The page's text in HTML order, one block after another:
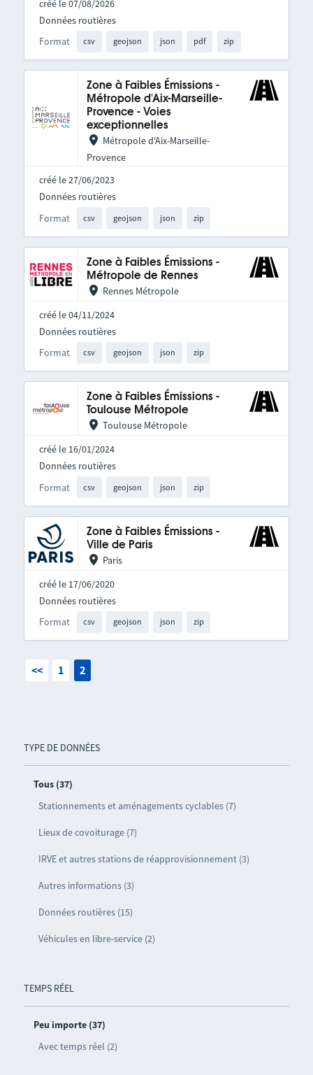
TYPE DE DONNÉES
Tous (37)
Stationnements et aménagements cyclables (7)
Lieux de covoiturage (7)
IRVE et autres stations de réapprovisionnement (3)
Autres informations (3)
Données routières (15)
Véhicules en libre-service (2)
TEMPS RÉEL
Peu importe (37)
Avec temps réel (2)
créé le 07/08/2026
Format csv geojson json pdf zip
Données routières
Zone à Faibles Émissions -
Métropole d'Aix-Marseille-
Provence - Voies
exceptionnelles
Métropole d'Aix-Marseille-
Provence
créé le 27/06/2023
Format csv geojson json zip
Données routières
Zone à Faibles Émissions -
Métropole de Rennes
Rennes Métropole
créé le 04/11/2024
Format csv geojson json zip
Données routières
Zone à Faibles Émissions -
Toulouse Métropole
Toulouse Métropole
créé le 16/01/2024
Format csv geojson json zip
Données routières
Zone à Faibles Émissions -
Ville de Paris
Paris
créé le 17/06/2020
Format csv geojson json zip
Données routières
<< 1 2